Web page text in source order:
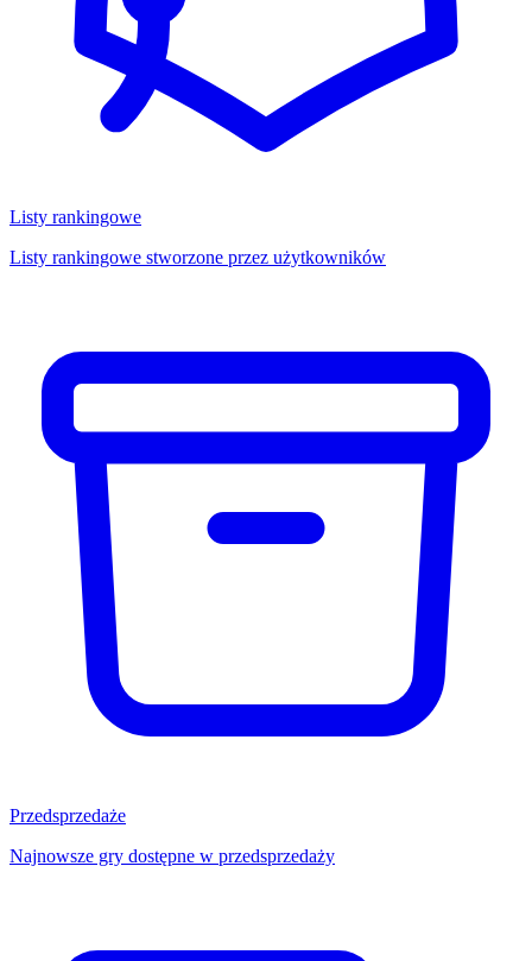
Listy rankingowe
Listy rankingowe stworzone przez użytkowników
Przedsprzedaże
Najnowsze gry dostępne w przedsprzedaży